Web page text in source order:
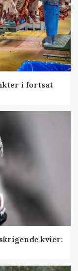
i fortsat
kvier: